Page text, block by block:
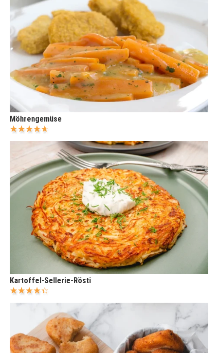
Möhrengemüse
Kartoffel-Sellerie-Rösti